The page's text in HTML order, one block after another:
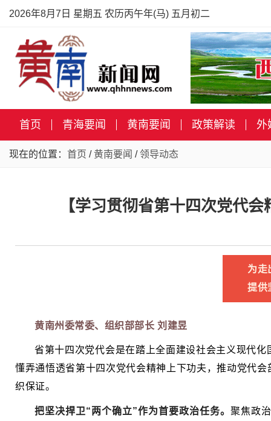
2026年8月7日 星期五 农历丙午年(马) 五月初二
首页 青海要闻 黄南要闻 政策解读 外
现在的位置： 首页 / 黄南要闻 /领导动态
【学习贯彻省第十四次党代
为走
提供
黄南州委常委、组织部部长 刘建昱
省第十四次党代会是在踏上全面建设社会主义现代
懂弄通悟透省第十四次党代会精神上下功夫，推动党代
织保证。
把坚决捍卫“两个确立”作为首要政治任务。 聚焦政